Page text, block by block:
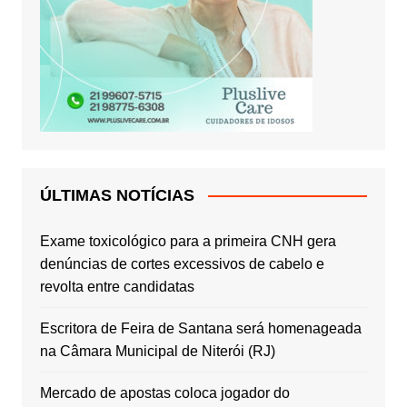
ÚLTIMAS NOTÍCIAS
Exame toxicológico para a primeira CNH gera
denúncias de cortes excessivos de cabelo e
revolta entre candidatas
Escritora de Feira de Santana será homenageada
na Câmara Municipal de Niterói (RJ)
Mercado de apostas coloca jogador do